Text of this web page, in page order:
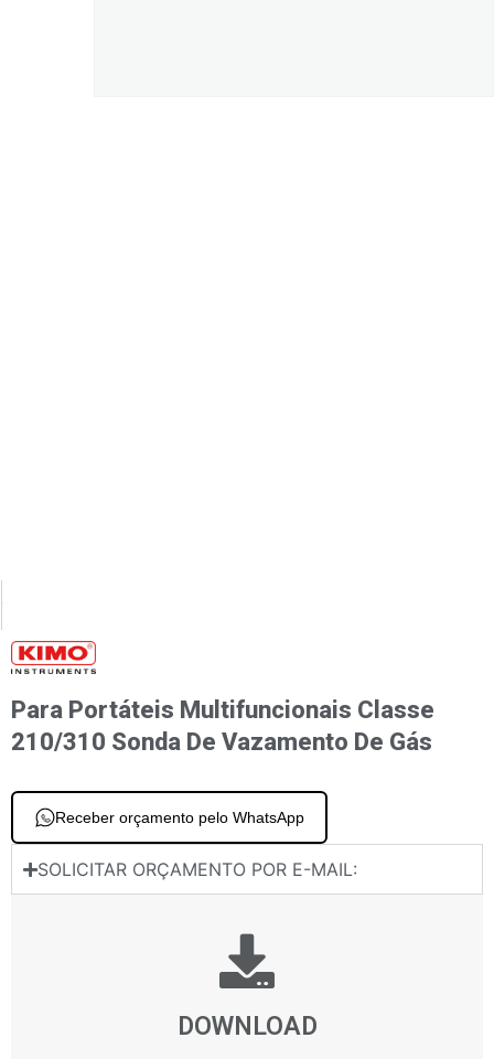
Para Portáteis Multifuncionais Classe
210/310 Sonda De Vazamento De Gás
Receber orçamento pelo WhatsApp
SOLICITAR ORÇAMENTO POR E-MAIL:
DOWNLOAD